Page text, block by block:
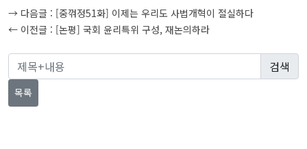
글
탐
색
→ 다음글 : [중꺾정51화] 이제는 우리도 사법개혁이 절실하다
← 이전글 : [논평] 국회 윤리특위 구성, 재논의하라
목록